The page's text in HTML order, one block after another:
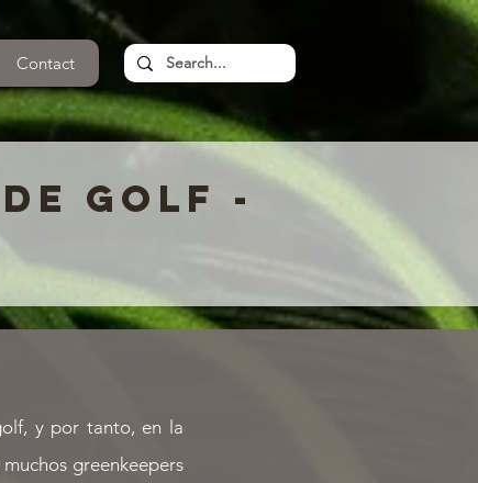
Contact
GOLF -
y por tanto, en la
greenkeepers